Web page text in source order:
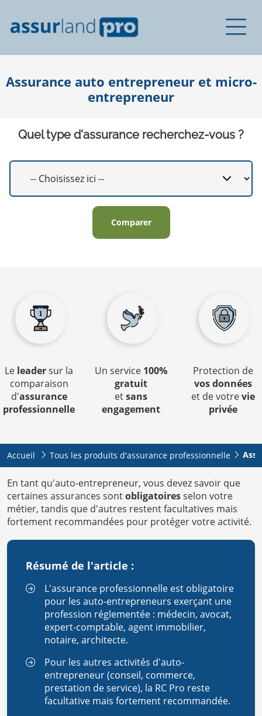
Assurance auto entrepreneur et micro-
entrepreneur
Quel type d'assurance recherchez-vous ?
Le leadersur la
comparaison
d'assurance
professionnelle
Un service 100%
gratuit
etsans
engagement
Protection de
vos données
et de votrevie
privée
Accueil Tous les produits d'assurance professionnelle
En tant qu'auto-entrepreneur, vous devez savoir que
certaines assurances sontobligatoiresselon votre
métier, tandis que d'autres restent facultatives mais
fortement recommandées pour protéger votre activité.
Résumé de l'article :
L'assurance professionnelle est obligatoire
pour les auto-entrepreneurs exerçant une
profession réglementée : médecin, avocat,
expert-comptable, agent immobilier,
notaire, architecte.
Pour les autres activités d'auto-
entrepreneur (conseil, commerce,
prestation de service), la RC Pro reste
facultative mais fortement recommandée.